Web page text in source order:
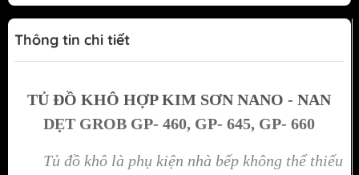
Thông tin chi tiết
TỦ ĐỒ KHÔ HỢP KIM SƠN NANO - NAN
DẸT GROB GP- 460, GP- 645, GP- 660
Tủ đồ khô là phụ kiện nhà bếp không thể thiếu